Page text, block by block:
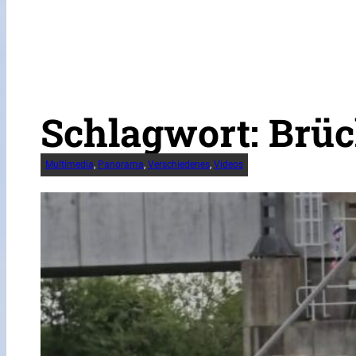
Schlagwort:
Multimedia, Panorama, Verschiedenes, Videos